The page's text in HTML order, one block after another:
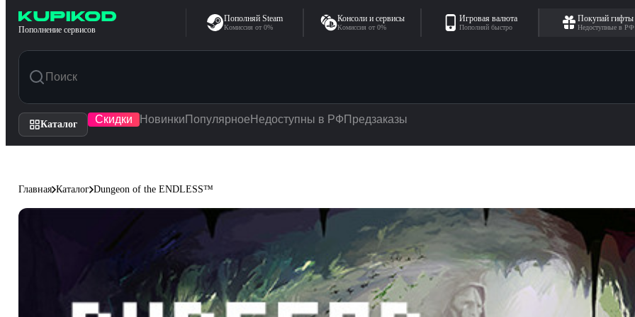
Перейти к содержимому
Пополнение сервисов
Пополняй Steam
Комиссия от 0%
Консоли и сервисы
Комиссия от 0%
Игровая валюта
Пополняй быстро
Покупай гифты
Недоступные в РФ
Каталог Скидки Новинки Популярное Недоступны в РФ Предзаказы
Главная Каталог Dungeon of the ENDLESS™